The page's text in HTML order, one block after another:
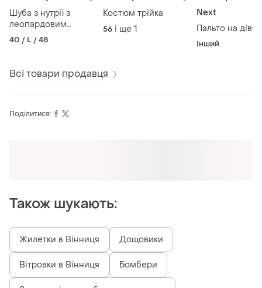
Шуба з нутрії з
леопардовим
принтом на гачках.
40 / L / 48
Костюм трійка
56 і ще 1
Next
Пальто на
Інший
Всі товари продавця
Поділитися:
Також шукають:
Жилетки в Вінниця Дощовики
Вітровки в Вінниця Бомбери